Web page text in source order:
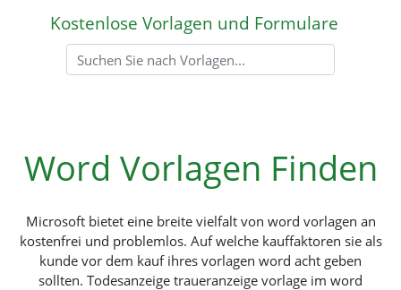
Kostenlose Vorlagen und Formulare
Word Vorlagen Finden
Microsoft bietet eine breite vielfalt von word vorlagen an
kostenfrei und problemlos. Auf welche kauffaktoren sie als
kunde vor dem kauf ihres vorlagen word acht geben
sollten. Todesanzeige traueranzeige vorlage im word